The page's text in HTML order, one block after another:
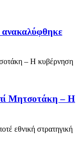
ανακαλύφθηκε
Μητσοτάκη – Η